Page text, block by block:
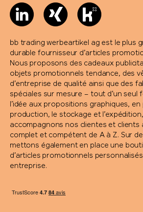
bb trading werbeartikel ag est le plus
durable fournisseur d’articles
Nous proposons des cadeaux
objets promotionnels tendance, des
d’entreprise de qualité ainsi que des
spéciales sur mesure – tout d’un seul
l’idée aux propositions graphiques,
production, le stockage et
accompagnons nos clientes et clients
complet et compétent de A à Z. Sur
mettons également en place une
d’articles promotionnels
entreprise.